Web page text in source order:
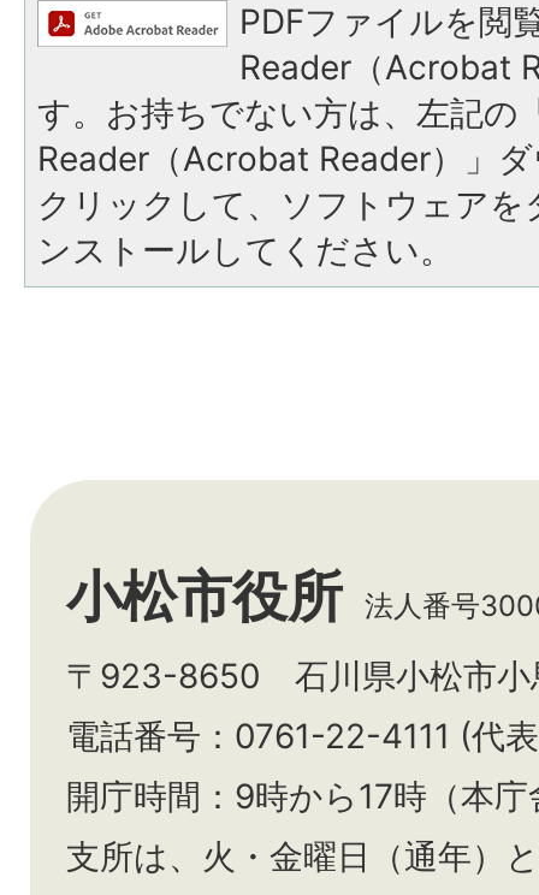
PDFファイルを閲
Reader（Acrobat
す。お持ちでない方は、左記の
Reader（Acrobat Reader）」
クリックして、ソフトウェア
ンストールしてください。
小松市役所 法人番号
〒923-8650 石川県小松市小
電話番号：0761-22-4111 (代
開庁時間：9時から17時（本
支所は、火・金曜日（通年）と